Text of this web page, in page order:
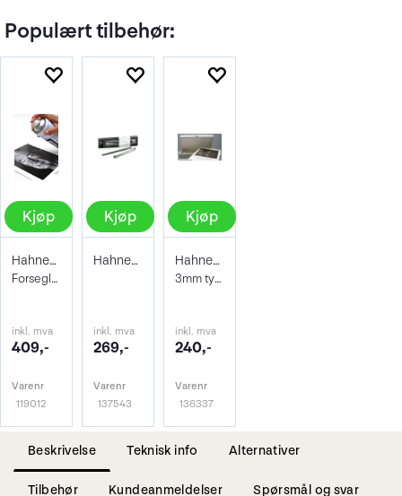
Populært tilbehør:
Kjøp
Hahnemühle Protective Spray 400ml
Forseglende og beskyttene lakk
inkl. mva
409,-
Varenr
119012
Kjøp
Hahnemühle Signing Pen Duo
inkl. mva
269,-
Varenr
137543
Kjøp
Hahnemühle Archive & Portfoliobox A3+
3mm tykkelse 32,9 x 48,3 cm
inkl. mva
240,-
Varenr
136337
Beskrivelse Teknisk info Alternativer
Tilbehør Kundeanmeldelser Spørsmål og svar